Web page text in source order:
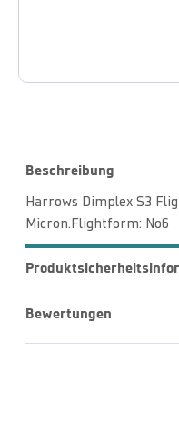
Beschreibung
Harrows Dimplex S3
Micron.Flightform: No6
Bewertungen